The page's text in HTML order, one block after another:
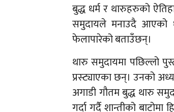
बुद्ध धर्म र थारुहरुको
समुदायले मनाउदै आएको
फेलापारेको बताउँछन्।
थारु समुदायमा पछिल्लो
प्रस्ट्याएका छन्। उनको
अगाडी गौतम बुद्ध थारु
गर्दा गर्दै शान्तीको